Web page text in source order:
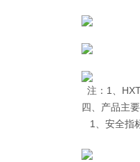
注：1、
四、产品主
1、